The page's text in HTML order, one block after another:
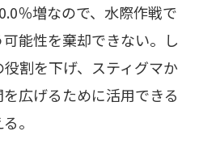
％増なので、水際作戦で
能性を棄却できない。し
割を下げ、スティグマか
広げるために活用できる
。